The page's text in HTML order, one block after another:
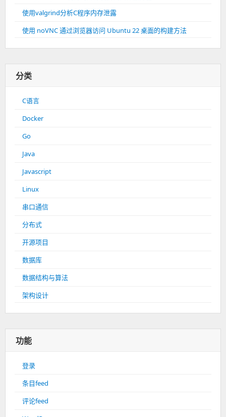
使用valgrind分析C程序内存泄露
使用 noVNC 通过浏览器访问 Ubuntu 22 桌面的构建方法
分类
C语言
Docker
Go
Java
Javascript
Linux
串口通信
分布式
开源项目
数据库
数据结构与算法
架构设计
功能
登录
条目feed
评论feed